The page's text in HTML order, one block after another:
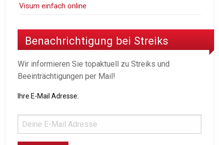
Visum einfach online
Benachrichtigung bei Streiks
Wir informieren Sie topaktuell zu Streiks und
Beeinträchtigungen per Mail!
Ihre E-Mail Adresse: